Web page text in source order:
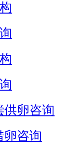
供卵咨询
卵咨询